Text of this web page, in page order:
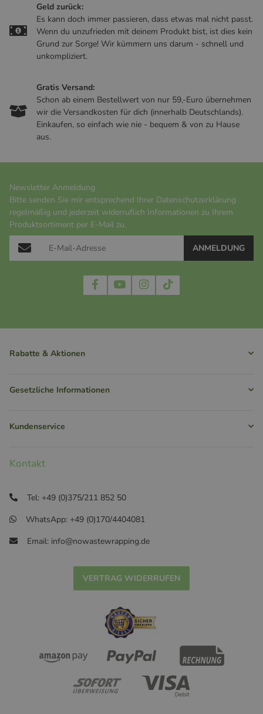
Geld zurück:
Es kann doch immer passieren, dass etwas mal nicht passt.
Wenn du unzufrieden mit deinem Produkt bist, ist dies kein
Grund zur Sorge! Wir kümmern uns darum - schnell und
unkompliziert.
Gratis Versand:
Schon ab einem Bestellwert von nur 59,-Euro übernehmen
wir die Versandkosten für dich (innerhalb Deutschlands).
Einkaufen, so einfach wie nie - bequem & von zu Hause
aus.
Newsletter Anmeldung
Bitte senden Sie mir entsprechend Ihrer Datenschutzerklärung
regelmäßig und jederzeit widerruflich Informationen zu Ihrem
Produktsortiment per E-Mail zu.
ANMELDUNG
Rabatte & Aktionen
Gesetzliche Informationen
Kundenservice
Kontakt
Tel: +49 (0)375/211 852 50
WhatsApp: +49 (0)170/4404081
Email: info@nowastewrapping.de
VERTRAG WIDERRUFEN